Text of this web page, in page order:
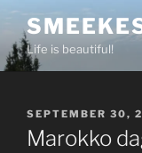
contentLife is beautiful!
POSTED
ON
SEPTEMBER 30,
Marokko